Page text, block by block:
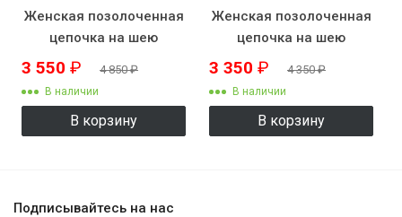
Женская позолоченная
цепочка на шею
KZK8507
3 550 ₽ 4 850₽
В наличии
В корзину
Женская позолоченная
цепочка на шею
KZK8508
3 350 ₽ 4 350₽
В наличии
В корзину
Подписывайтесь на нас